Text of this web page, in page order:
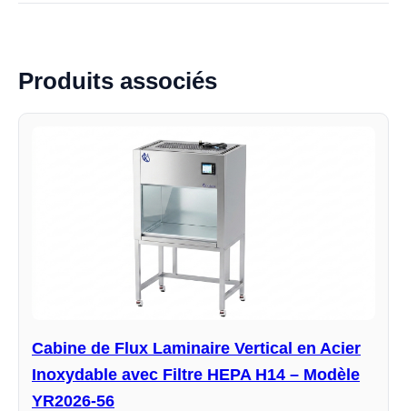
Produits associés
Cabine de Flux Laminaire Vertical en Acier
Inoxydable avec Filtre HEPA H14 – Modèle
YR2026-56